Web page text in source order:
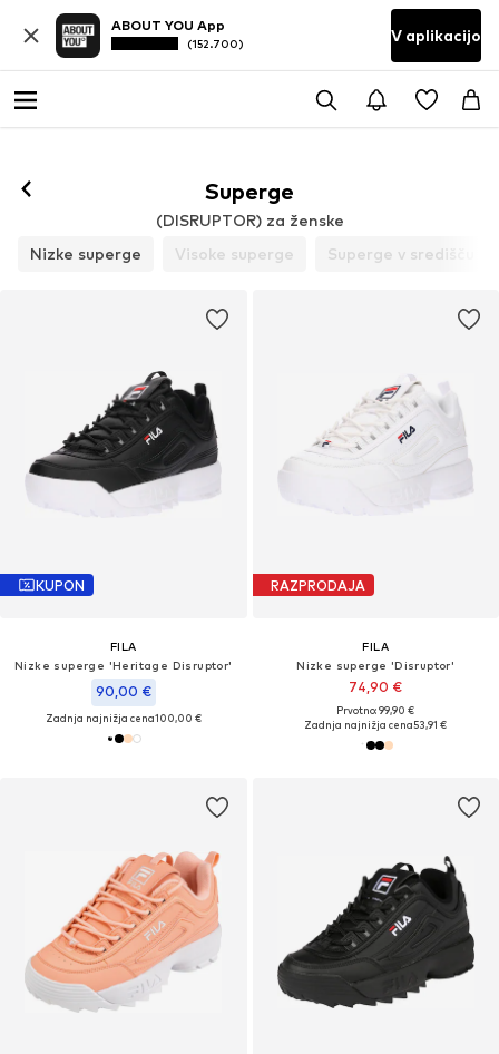
ABOUT YOU App
(152.700) V aplikacijo
Superge
(DISRUPTOR) za ženske
Nizke superge
Visoke superge Superge v središču
KUPON
FILA
Nizke superge 'Heritage Disruptor'
90,00 €
Zadnja najnižja cena100,00 €
RAZPRODAJA
FILA
Nizke superge 'Disruptor'
74,90 €
Prvotno: 99,90 €
Zadnja najnižja cena53,91 €